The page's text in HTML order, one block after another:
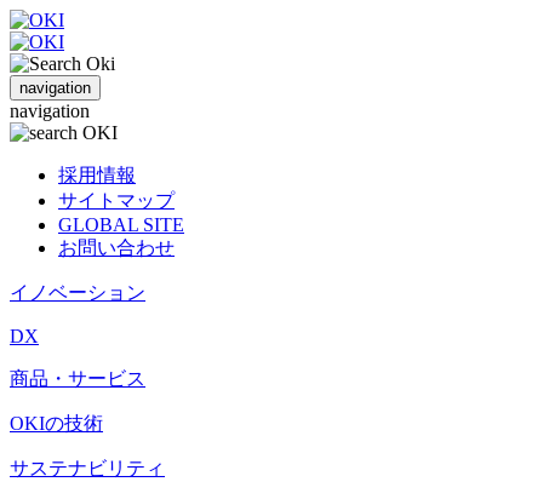
navigation
navigation
採用情報
サイトマップ
GLOBAL SITE
お問い合わせ
イノベーション
DX
商品・サービス
OKIの技術
サステナビリティ